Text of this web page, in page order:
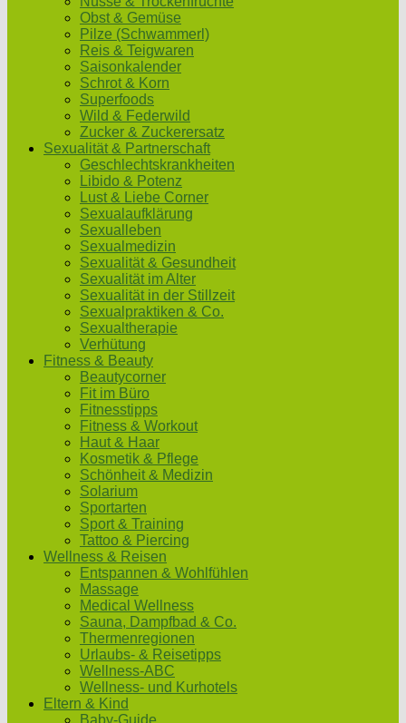
Obst & Gemüse
Pilze (Schwammerl)
Reis & Teigwaren
Saisonkalender
Schrot & Korn
Superfoods
Wild & Federwild
Zucker & Zuckerersatz
Sexualität & Partnerschaft
Geschlechtskrankheiten
Libido & Potenz
Lust & Liebe Corner
Sexualaufklärung
Sexualleben
Sexualmedizin
Sexualität & Gesundheit
Sexualität im Alter
Sexualität in der Stillzeit
Sexualpraktiken & Co.
Sexualtherapie
Verhütung
Fitness & Beauty
Beautycorner
Fit im Büro
Fitnesstipps
Fitness & Workout
Haut & Haar
Kosmetik & Pflege
Schönheit & Medizin
Solarium
Sportarten
Sport & Training
Tattoo & Piercing
Wellness & Reisen
Entspannen & Wohlfühlen
Massage
Medical Wellness
Sauna, Dampfbad & Co.
Thermenregionen
Urlaubs- & Reisetipps
Wellness-ABC
Wellness- und Kurhotels
Eltern & Kind
Baby-Guide